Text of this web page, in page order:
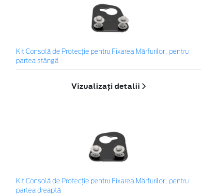
Kit Consolă de Protecție pentru Fixarea Mărfurilor , pentru
partea stângă
Vizualizați detalii
Kit Consolă de Protecție pentru Fixarea Mărfurilor , pentru
partea dreaptă